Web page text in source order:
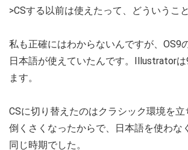
>CSする以前は使えたって、どういうこ
私も正確にはわからないんですが、OS9
日本語が使えていたんです。Illustrator
ます。
CSに切り替えたのはクラシック環境を
倒くさくなったからで、日本語を使わな
同じ時期でした。